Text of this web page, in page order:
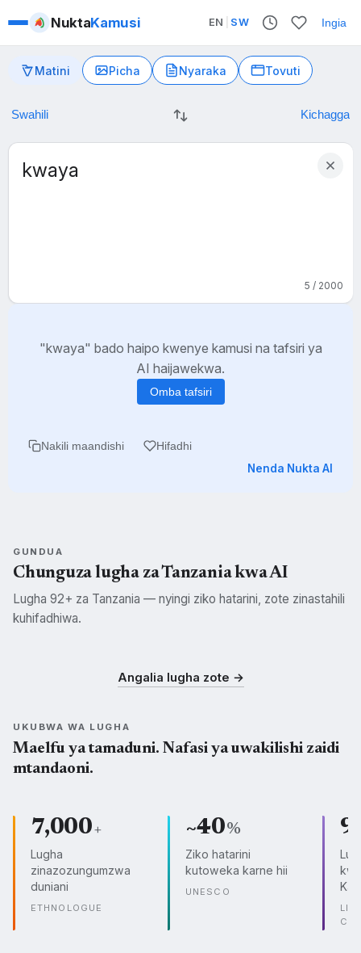
NuktaKamusi EN SW Ingia
Matini Picha Nyaraka Tovuti
5 / 2000
"kwaya" bado haipo kwenye kamusi na tafsiri ya
AI haijawekwa.
Omba tafsiri
Nakili maandishi Hifadhi
Nenda Nukta AI
GUNDUA
Chunguza lugha za Tanzania kwa AI
Lugha 92+ za Tanzania — nyingi ziko hatarini, zote zinastahili
kuhifadhiwa.
Swahili
Angalia lugha zote →
UKUBWA WA LUGHA
Maelfu ya tamaduni. Nafasi ya uwakilishi zaidi
mtandaoni.
7,000+
Lugha
zinazozungumzwa
duniani
ETHNOLOGUE
~40%
Ziko hatarini
kutoweka karne hii
UNESCO